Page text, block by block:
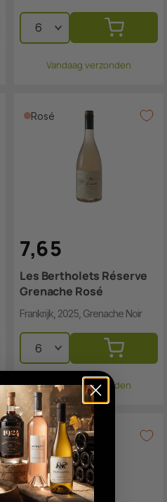
Vandaag verzonden
Rosé
7,65
Les Bertholets Réserve
Grenache Rosé
Frankrijk, 2025, Grenache Noir
Vandaag verzonden
Rosé